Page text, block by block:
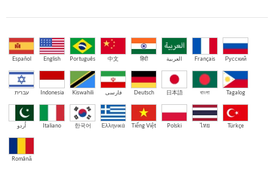
Español English Português 中文 हिंदी العربية Français Русский
עברית Indonesia Kiswahili فارسی Deutsch 日本語 বাংলা Tagalog
اُردو Italiano 한국어 Ελληνικά Tiếng Việt Polski ไทย Türkçe
Română